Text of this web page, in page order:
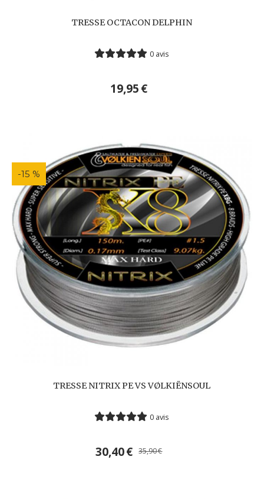
TRESSE OCTACON DELPHIN
0 avis
19,95€
-15 %
TRESSE NITRIX PE VS VØLKIËNSOUL
0 avis
30,40€ 35,90€